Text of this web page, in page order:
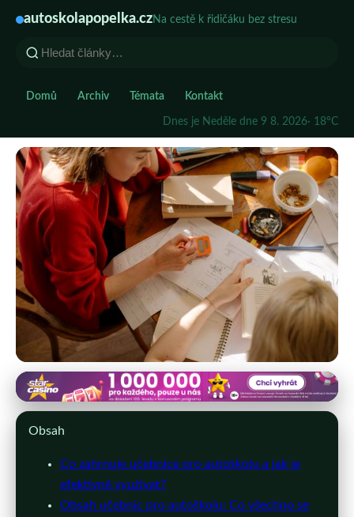
autoskolapopelka.czNa cestě k řidičáku bez stresu
Domů Archiv Témata Kontakt
Dnes je Neděle dne 9 8. 2026· 18°C
autoskolapopelka.cz
Učebnice autoškoly: Jak efektivně
26. 6. 2026· 11 min čtení · Autor: Jan Štěpánek
Obsah
Co zahrnuje učebnice pro autoškolu a jak je
efektivně využívat?
Obsah učebnic pro autoškolu: Co všechno se